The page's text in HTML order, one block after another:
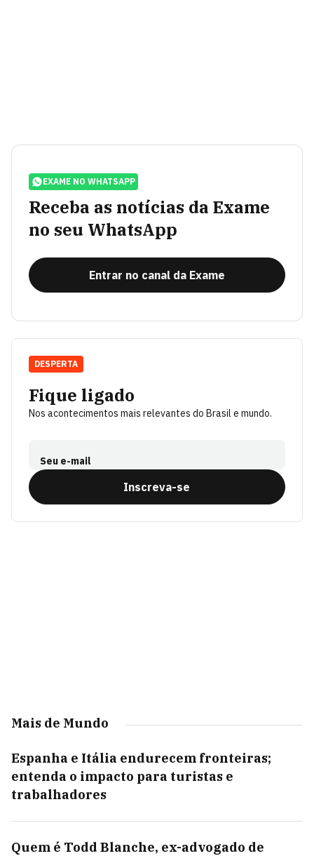
EXAME NO WHATSAPP
Receba as notícias da Exame
no seu WhatsApp
Entrar no canal da Exame
Fique ligado
Nos acontecimentos mais relevantes do Brasil e mundo.
Seu e-mail
Inscreva-se
DESPERTA
Mais de Mundo
Espanha e Itália endurecem fronteiras;
entenda o impacto para turistas e
trabalhadores
Quem é Todd Blanche, ex-advogado de